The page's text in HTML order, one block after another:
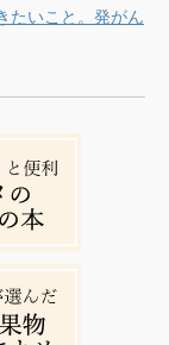
たいこと。発がん